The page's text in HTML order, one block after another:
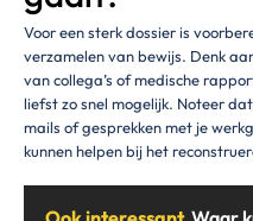
Voor een sterk dossier is
verzamelen van bewijs. Denk
van collega’s of medische
liefst zo snel mogelijk. Noteer
mails of gesprekken met je
kunnen helpen bij het